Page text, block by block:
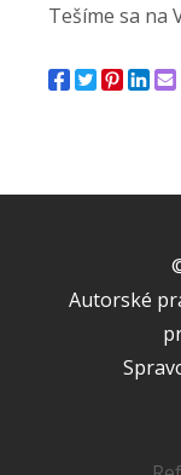
Tešíme sa na
Autorské